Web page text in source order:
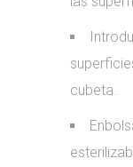
cubeta.